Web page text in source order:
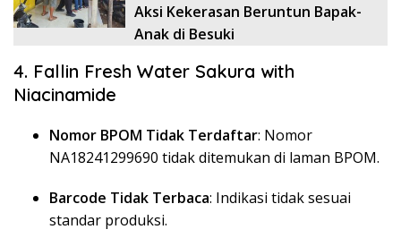
Aksi Kekerasan Beruntun Bapak-
Anak di Besuki
4. Fallin Fresh Water Sakura with
Niacinamide
Nomor BPOM Tidak Terdaftar: Nomor
NA18241299690 tidak ditemukan di laman BPOM.
Barcode Tidak Terbaca: Indikasi tidak sesuai
standar produksi.